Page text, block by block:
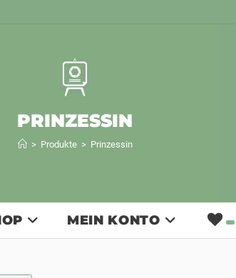
PRINZESSIN
> Produkte > Prinzessin
MEIN KONTO